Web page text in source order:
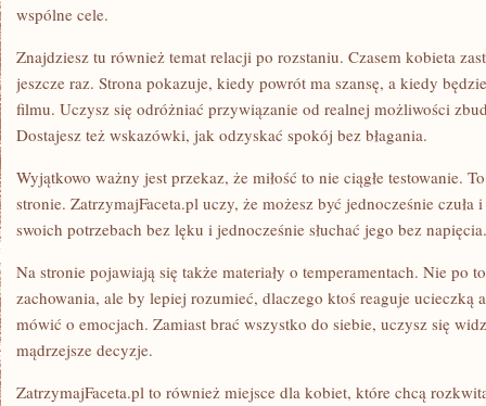
wspólne cele.
Znajdziesz tu również temat relacji po rozstaniu. Czasem kobieta
jeszcze raz. Strona pokazuje, kiedy powrót ma szansę, a kiedy
filmu. Uczysz się odróżniać przywiązanie od realnej możliwości
Dostajesz też wskazówki, jak odzyskać spokój bez błagania.
Wyjątkowo ważny jest przekaz, że miłość to nie ciągłe testowanie.
stronie. ZatrzymajFaceta.pl uczy, że możesz być jednocześnie czuła
swoich potrzebach bez lęku i jednocześnie słuchać jego bez napięcia.
Na stronie pojawiają się także materiały o temperamentach. Nie po
zachowania, ale by lepiej rozumieć, dlaczego ktoś reaguje ucieczką
mówić o emocjach. Zamiast brać wszystko do siebie, uczysz się
mądrzejsze decyzje.
ZatrzymajFaceta.pl to również miejsce dla kobiet, które chcą